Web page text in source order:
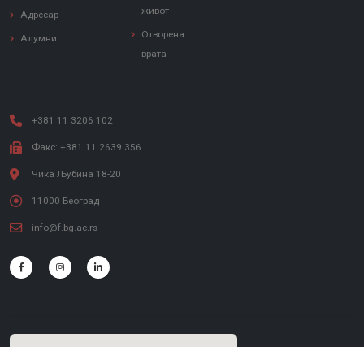
Адресар
Алумни
живот
Отворена
врата
+381 11 3206 102
Факс: +381 11 2639 356
Чика Љубина 18-20
11000 Београд
info@f.bg.ac.rs